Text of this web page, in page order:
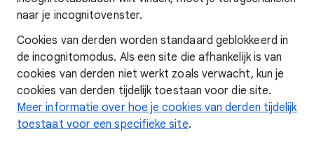
naar je incognitovenster.
Cookies van derden worden standaard geblokkeerd in
de incognitomodus. Als een site die afhankelijk is van
cookies van derden niet werkt zoals verwacht, kun je
cookies van derden tijdelijk toestaan voor die site.
Meer informatie over hoe je cookies van derden tijdelijk
toestaat voor een specifieke site.